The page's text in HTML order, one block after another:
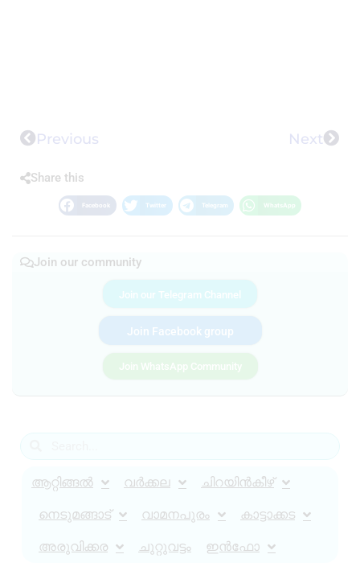
Previous Next
Share this
Facebook Twitter Telegram WhatsApp
Join our community
Join our Telegram Channel
Join Facebook group
Join WhatsApp Community
ആറ്റിങ്ങൽ വർക്കല ചിറയിൻകീഴ്
നെടുമങ്ങാട് വാമനപുരം കാട്ടാക്കട
അരുവിക്കര ചുറ്റുവട്ടം ഇൻഫോ